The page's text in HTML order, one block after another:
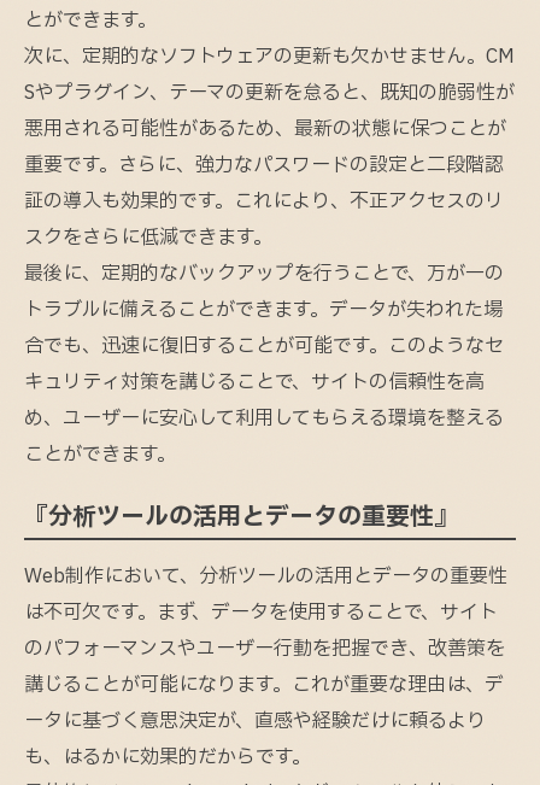
とができます。
次に、定期的なソフトウェアの更新も欠かせません。CM
Sやプラグイン、テーマの更新を怠ると、既知の脆弱性が
悪用される可能性があるため、最新の状態に保つことが
重要です。さらに、強力なパスワードの設定と二段階認
証の導入も効果的です。これにより、不正アクセスのリ
スクをさらに低減できます。
最後に、定期的なバックアップを行うことで、万が一の
トラブルに備えることができます。データが失われた場
合でも、迅速に復旧することが可能です。このようなセ
キュリティ対策を講じることで、サイトの信頼性を高
め、ユーザーに安心して利用してもらえる環境を整える
ことができます。
『分析ツールの活用とデータの重要性』
Web制作において、分析ツールの活用とデータの重要性
は不可欠です。まず、データを使用することで、サイト
のパフォーマンスやユーザー行動を把握でき、改善策を
講じることが可能になります。これが重要な理由は、デ
ータに基づく意思決定が、直感や経験だけに頼るより
も、はるかに効果的だからです。